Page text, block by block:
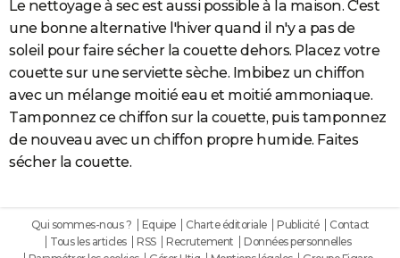
Le nettoyage à sec est aussi possible à la maison. C'est
une bonne alternative l'hiver quand il n'y a pas de
soleil pour faire sécher la couette dehors. Placez votre
couette sur une serviette sèche. Imbibez un chiffon
avec un mélange moitié eau et moitié ammoniaque.
Tamponnez ce chiffon sur la couette, puis tamponnez
de nouveau avec un chiffon propre humide. Faites
sécher la couette.
Qui sommes-nous ? Equipe Charte éditoriale Publicité
Contact
Tous les articles
RSS Recrutement
Données personnelles